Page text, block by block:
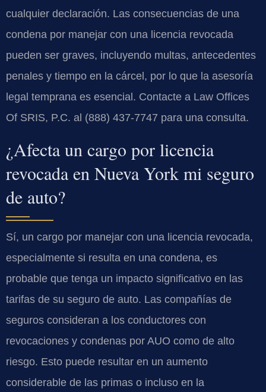
cualquier declaración. Las consecuencias de una
condena por manejar con una licencia revocada
pueden ser graves, incluyendo multas, antecedentes
penales y tiempo en la cárcel, por lo que la asesoría
legal temprana es esencial. Contacte a Law Offices
Of SRIS, P.C. al (888) 437-7747 para una consulta.
¿Afecta un cargo por licencia
revocada en Nueva York mi seguro
de auto?
Sí, un cargo por manejar con una licencia revocada,
especialmente si resulta en una condena, es
probable que tenga un impacto significativo en las
tarifas de su seguro de auto. Las compañías de
seguros consideran a los conductores con
revocaciones y condenas por AUO como de alto
riesgo. Esto puede resultar en un aumento
considerable de las primas o incluso en la